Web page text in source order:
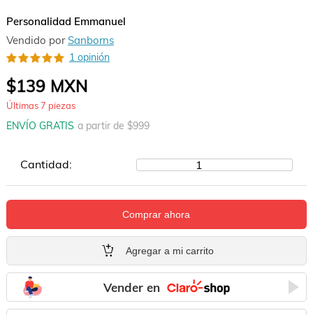
Personalidad Emmanuel
Vendido por Sanborns
1 opinión
$139MXN
Últimas7 piezas
ENVÍO GRATIS a partir de $999
Cantidad: 1
Comprar ahora
Agregar a mi carrito
Vender en